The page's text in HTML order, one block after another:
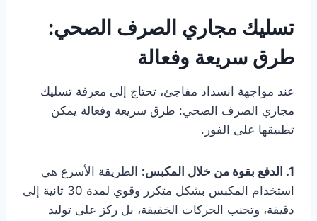
تسليك مجاري الصرف الصحي:
طرق سريعة وفعالة
عند مواجهة انسداد مفاجئ، تحتاج إلى معرفة تسليك
مجاري الصرف الصحي: طرق سريعة وفعالة يمكن
تطبيقها على الفور.
1. الدفع بقوة من خلال المكبس:
الطريقة الأسرع هي
استخدام المكبس بشكل متكرر وقوي لمدة 30 ثانية إلى
دقيقة، وتجنب الحركات الخفيفة، بل ركز على توليد